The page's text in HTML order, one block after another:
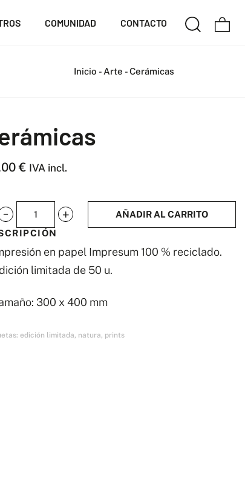
COMUNIDAD CONTACTO
Inicio - Arte -Cerámicas
€ IVA incl.
AÑADIR AL CARRITO
en papel Impresum 100 % reciclado.
limitada de 50 u.
300 x 400 mm
edición limitada, natura, prints